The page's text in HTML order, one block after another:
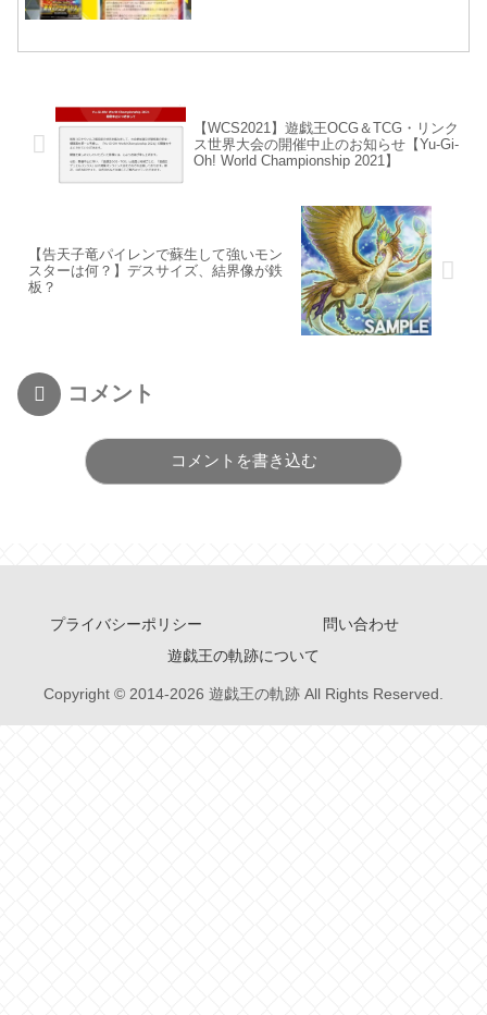
【WCS2021】遊戯王OCG＆TCG・リンク
ス世界大会の開催中止のお知らせ【Yu-Gi-
Oh! World Championship 2021】
【告天子竜パイレンで蘇生して強いモン
スターは何？】デスサイズ、結界像が鉄
板？
コメント
コメントを書き込む
プライバシーポリシー
問い合わせ
遊戯王の軌跡について
Copyright © 2014-2026 遊戯王の軌跡 All Rights Reserved.